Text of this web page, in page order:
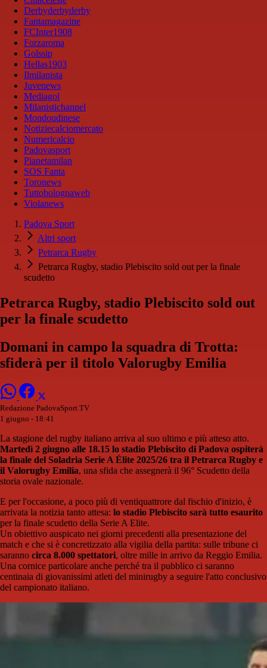
Derbyderbyderby
Fantamagazine
FCInter1908
Forzaroma
Golssip
Hellas1903
Ilmilanista
Juvenews
Mediagol
Milanistichannel
Mondoudinese
Notiziecalciomercato
Numericalcio
Padovasport
Pianetamilan
SOS Fanta
Toronews
Tuttobolognaweb
Violanews
Padova Sport
Altri sport
Petrarca Rugby
Petrarca Rugby, stadio Plebiscito sold out per la finale
scudetto
Petrarca Rugby, stadio Plebiscito sold out
per la finale scudetto
Domani in campo la squadra di Trotta:
sfiderà per il titolo Valorugby Emilia
Redazione PadovaSport.TV
1 giugno - 18:41
La stagione del rugby italiano arriva al suo ultimo e più atteso atto.
Martedì 2 giugno alle 18.15 lo stadio Plebiscito di Padova ospiterà
la finale del Soladria Serie A Élite 2025/26 tra il Petrarca Rugby e
il Valorugby Emilia, una sfida che assegnerà il 96° Scudetto della
storia ovale nazionale.
E per l'occasione, a poco più di ventiquattrore dal fischio d'inizio, è
arrivata la notizia tanto attesa: lo stadio Plebiscito sarà tutto esaurito
per la finale scudetto della Serie A Elite.
Un obiettivo auspicato nei giorni precedenti alla presentazione del
match e che si è concretizzato alla vigilia della partita: sulle tribune ci
saranno circa 8.000 spettatori, oltre mille in arrivo da Reggio Emilia.
Una cornice particolare anche perché tra il pubblico ci saranno
centinaia di giovanissimi atleti del minirugby a seguire l'atto conclusivo
del campionato italiano.